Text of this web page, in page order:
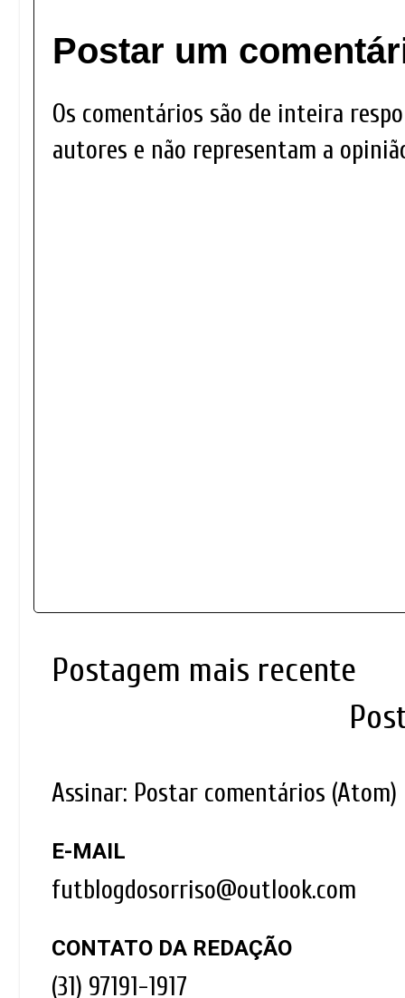
Postar um
Os comentários são de inteira
autores e não representam a
Postagem mais recente
Assinar: Postar comentários (Atom)
E-MAIL
futblogdosorriso@outlook.com
CONTATO DA REDAÇÃO
(31) 97191-1917